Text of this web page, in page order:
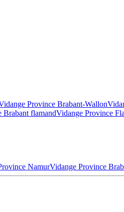
Province Brabant-Wallon
Brabant flamandVidange Province
NamurVidange Province